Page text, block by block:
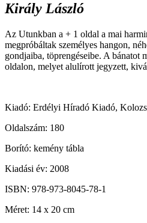
Király László
Az Utunkban a + 1 oldal a mai
megpróbáltak személyes hangon,
gondjaiba, töprengéseibe. A
oldalon, melyet alulírott jegyzett,
Kiadó: Erdélyi Híradó Kiadó,
Oldalszám: 180
Borító: kemény tábla
Kiadási év: 2008
ISBN: 978-973-8045-78-1
Méret: 14 x 20 cm